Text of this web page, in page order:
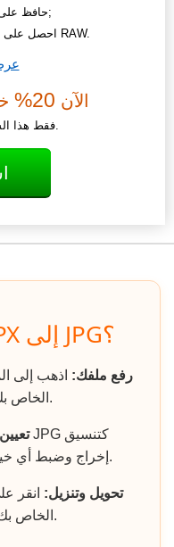
حافظ على أمان ملفاتك، لا ترسلها عبر الشبكة;
احصل على محرك أكثر قوة للصور الكبيرة وصور RAW.
الآن 20%
*فقط هذا الشهر. ليس لإعادة البيع.
كيف يتم تحويل FPX إلى JPG؟
رفع ملفك: اذهب إلى
ملف» واختر ملف FPX الخاص بك.
إخراج وضبط أي خيارات إضافية إذا لزم الأمر.
تحويل وتنزيل: انقر
للحصول على ملف JPG الخاص بك.